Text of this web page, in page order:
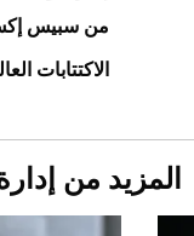
من سبيس
الاكتتابات
المزيد من